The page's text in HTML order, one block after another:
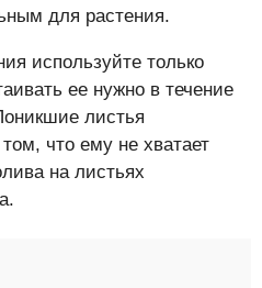
для растения.
используйте только
ее нужно в течение
листья
что ему не хватает
на листьях